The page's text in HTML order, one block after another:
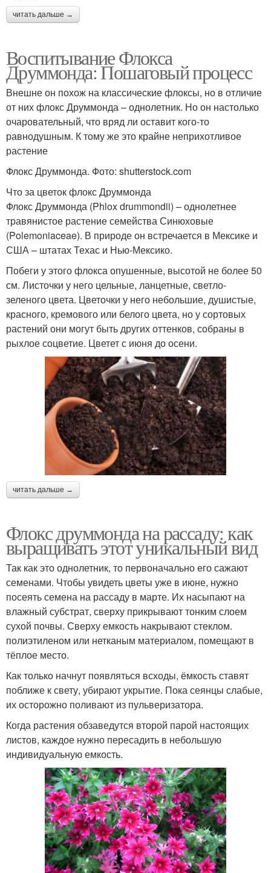
читать дальше →
Воспитывание Флокса
Друммонда: Пошаговый процесс
Внешне он похож на классические флоксы, но в отличие
от них флокс Друммонда – однолетник. Но он настолько
очаровательный, что вряд ли оставит кого-то
равнодушным. К тому же это крайне неприхотливое
растение
Флокс Друммонда. Фото: shutterstock.com
Что за цветок флокс Друммонда
Флокс Друммонда (Phlox drummondii) – однолетнее
травянистое растение семейства Синюховые
(Polemoniaceae). В природе он встречается в Мексике и
США – штатах Техас и Нью-Мексико.
Побеги у этого флокса опушенные, высотой не более 50
см. Листочки у него цельные, ланцетные, светло-
зеленого цвета. Цветочки у него небольшие, душистые,
красного, кремового или белого цвета, но у сортовых
растений они могут быть других оттенков, собраны в
рыхлое соцветие. Цветет с июня до осени.
читать дальше →
Флокс друммонда на рассаду: как
выращивать этот уникальный вид
Так как это однолетник, то первоначально его сажают
семенами. Чтобы увидеть цветы уже в июне, нужно
посеять семена на рассаду в марте. Их насыпают на
влажный субстрат, сверху прикрывают тонким слоем
сухой почвы. Сверху емкость накрывают стеклом.
полиэтиленом или нетканым материалом, помещают в
тёплое место.
Как только начнут появляться всходы, ёмкость ставят
поближе к свету, убирают укрытие. Пока сеянцы слабые,
их осторожно поливают из пульверизатора.
Когда растения обзаведутся второй парой настоящих
листов, каждое нужно пересадить в небольшую
индивидуальную емкость.